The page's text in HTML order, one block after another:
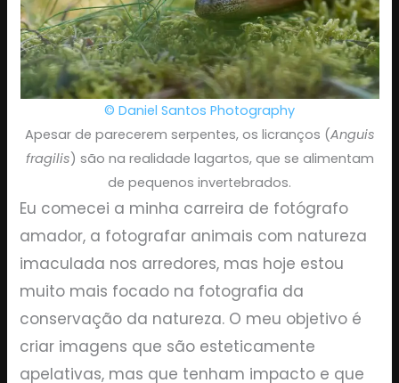
© Daniel Santos Photography
Apesar de parecerem serpentes, os licranços (Anguis
fragilis) são na realidade lagartos, que se alimentam
de pequenos invertebrados.
Eu comecei a minha carreira de fotógrafo
amador, a fotografar animais com natureza
imaculada nos arredores, mas hoje estou
muito mais focado na fotografia da
conservação da natureza. O meu objetivo é
criar imagens que são esteticamente
apelativas, mas que tenham impacto e que